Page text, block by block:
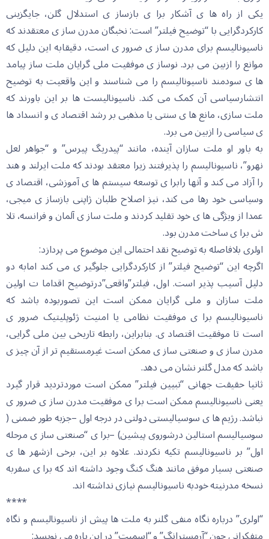
یکی از راه ها ی آشکار برا ی بازساز ی استدلال گلن، جایگزینی
کارکردگرایی با “توضیح فیلتر” است: نخبگان مدرن ساز ی معتقدند که
ناسیونالیسم برای مدرن ساز ی ضرور ی است، دقیقابه این دلیل که
موانع را ازبین می برد. نوساز ی موفقیت ملی گرایان ملت ساز پیامد
ها ی سودمند ناسیونالیسم را می شناسند و این واقعیت به توضیح
انتشارسیاسی آن کمک می کند. ناسیونالیست ها بر این باورند که
ملت سازی، مانع ها ی سنتی یا مذهبی بر رشد اقتصاد ی و انسداد ها
ی سیاسی را ازبین می برد.
به باور او ملت سازان آینده، مانند “پیدریگ پیرس” و “جواهر لعل
نهرو”، ناسیونالیسم را پذیرفتند زیرا معتقد بودند که ملت ایرلند و هند
را آزاد می کند و آنها رابرا ی توسعه سیستم ها ی آموزشی، اقتصاد ی
وسیاسی خود رها می کند، نیز اصلاح طلبان ژاپنی بازساز ی میجی،
عمدا از ویژگی ها ی خود تقلید کردند و ملت ساز ی آلمان و فرانسه، تلا
ش برا ی ساخت مدرن بود.
اولری بلافاصله به توضیح نقد احتمالی این موضوع می پردازد:
اگرچه این “توضیح فیلتر” از کارکردگرایی جلوگیر ی می کند امابه دو
دلیل آسیب پذیر است. اول، فیلتر”واقعی”درتوضیح اقداما ت اولین
ملت سازان و ملی گرایان ممکن است این تصوربوده باشد که
ناسیونالیسم برا ی موفقیت نظامی یا امنیت ژئوپلیتیک ضرور ی
است تا موفقیت اقتصاد ی. بنابراین، رابطه تاریخی بین ملی گرایی،
مدرن ساز ی و صنعتی ساز ی ممکن است غیرمستقیم تر از آن چیز ی
باشد که مدل گلنر نشان می دهد.
ثانیا حقیقت جهانی “تبیین فیلتر” ممکن است موردتردید قرار گیرد
یعنی ناسیونالیسم ممکن است برا ی موفقیت مدرن ساز ی ضرور ی
نباشد. رژیم ها ی سوسیالیستی دولتی در درجه اول –جزبه طور ضمنی (
سوسیالیسم استالین درشوروی پیشین) –برا ی “صنعتی ساز ی مرحله
اول” بر ناسیونالیسم تکیه نکردند. علاوه بر این، برخی ازشهر ها ی
صنعتی بسیار موفق مانند هنگ کنگ وجود داشته اند که برا ی سفربه
نسخه مدرنیته خودبه ناسیونالیسم نیازی نداشته اند.
****
“اولری” درباره نگاه منفی گلنر به ملت ها پیش از ناسیونالیسم و نگاه